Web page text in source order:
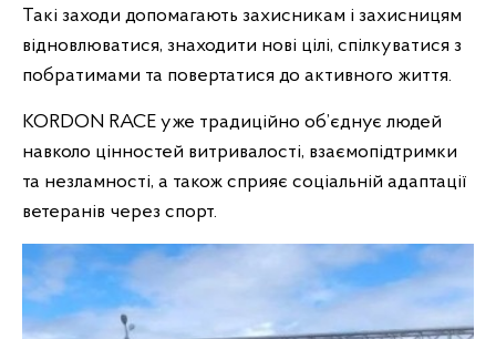
Такі заходи допомагають захисникам і захисницям
відновлюватися, знаходити нові цілі, спілкуватися з
побратимами та повертатися до активного життя.
KORDON RACE уже традиційно об’єднує людей
навколо цінностей витривалості, взаємопідтримки
та незламності, а також сприяє соціальній адаптації
ветеранів через спорт.